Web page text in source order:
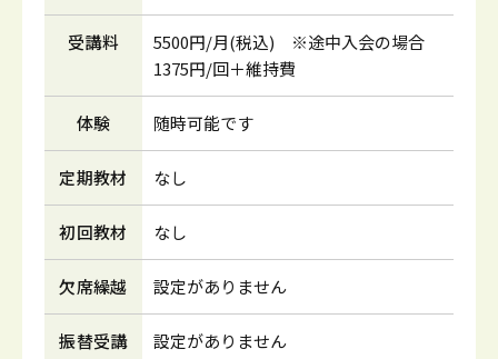
受講料
5500円/月(税込) ※途中入会の場合
1375円/回＋維持費
体験 随時可能です
定期教材 なし
初回教材 なし
欠席繰越 設定がありません
振替受講 設定がありません